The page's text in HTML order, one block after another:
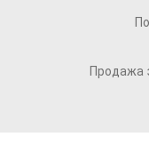
Продажа